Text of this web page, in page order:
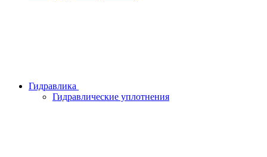
Гидравлика
Гидравлические уплотнения